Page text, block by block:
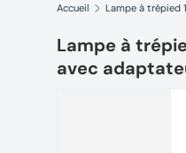
Accueil
Lampe à
avec